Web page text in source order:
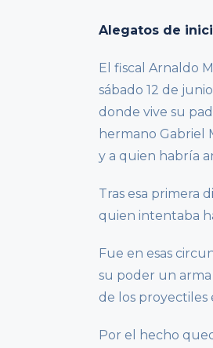
Alegatos de
El fiscal Arnaldo
sábado 12 de
donde vive su
hermano Gabriel
y a quien habría
Tras esa primera
quien intentaba
Fue en esas
su poder un
de los proyectiles
Por el hecho